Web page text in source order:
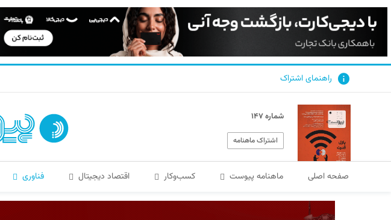
راهنمای اشتراک
شماره ۱۴۷
اشتراک ماهنامه
صفحه اصلی ماهنامه پیوست کسب‌و‌کار اقتصاد دیجیتال فناوری